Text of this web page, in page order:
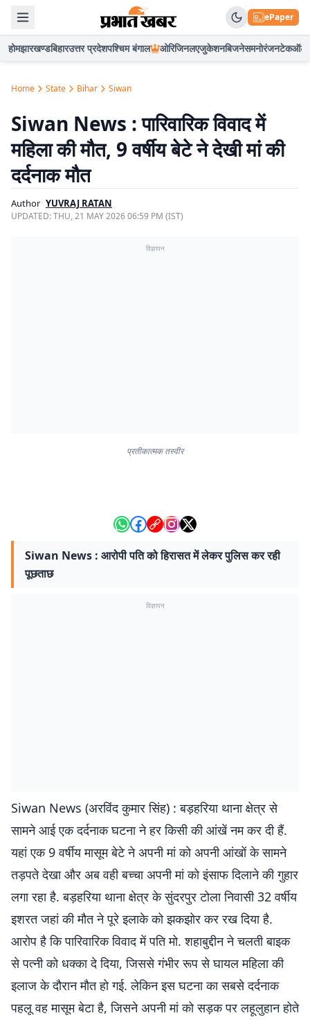
ePaper
होमझारखण्डबिहारउत्तर प्रदेशपश्चिम बंगाल ओरिजिनलएजुकेशनबिजनेसमनोरंजनटेकऑटो
Home State Bihar Siwan
Siwan News : पारिवारिक विवाद में
महिला की मौत, 9 वर्षीय बेटे ने देखी मां की
दर्दनाक मौत
Author YUVRAJ RATAN
UPDATED:THU, 21 MAY 2026 06:59 PM (IST)
विज्ञापन
प्रतीकात्मक तस्वीर
Siwan News : आरोपी पति को हिरासत में लेकर पुलिस कर रही
पूछताछ
विज्ञापन
Siwan News (अरविंद कुमार सिंह) : बड़हरिया थाना क्षेत्र से
सामने आई एक दर्दनाक घटना ने हर किसी की आंखें नम कर दी हैं.
यहां एक 9 वर्षीय मासूम बेटे ने अपनी मां को अपनी आंखों के सामने
तड़पते देखा और अब वही बच्चा अपनी मां को इंसाफ दिलाने की गुहार
लगा रहा है. बड़हरिया थाना क्षेत्र के सुंदरपुर टोला निवासी 32 वर्षीय
इशरत जहां की मौत ने पूरे इलाके को झकझोर कर रख दिया है.
आरोप है कि पारिवारिक विवाद में पति मो. शहाबुद्दीन ने चलती बाइक
से पत्नी को धक्का दे दिया, जिससे गंभीर रूप से घायल महिला की
इलाज के दौरान मौत हो गई. लेकिन इस घटना का सबसे दर्दनाक
पहलू वह मासूम बेटा है, जिसने अपनी मां को सड़क पर लहूलुहान होते